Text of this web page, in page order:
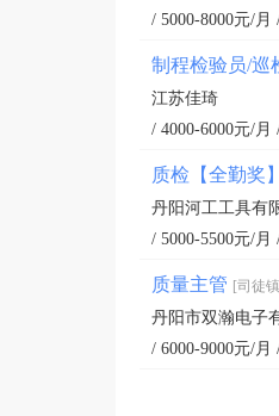
/ 5000-8000元/月
制程检验员/巡
江苏佳琦
/ 4000-6000元/月
质检【全勤奖】
丹阳河工工具有
/ 5000-5500元/月
质量主管 [司徒
丹阳市双瀚电子
/ 6000-9000元/月